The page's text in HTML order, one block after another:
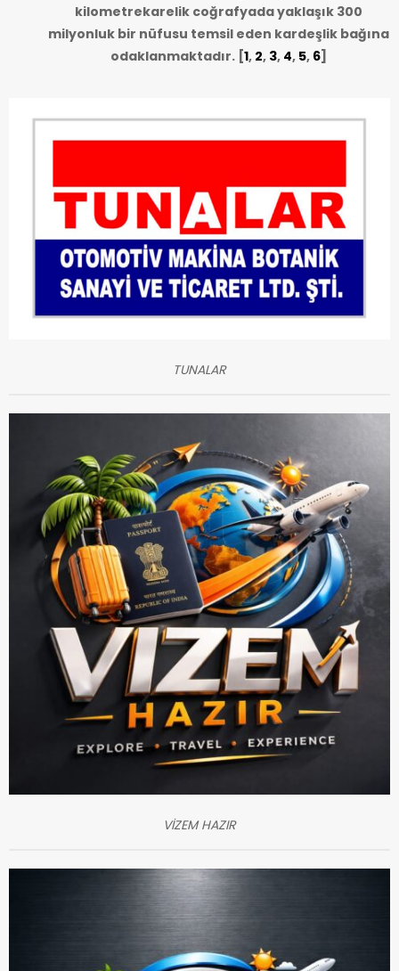
kilometrekarelik coğrafyada yaklaşık 300
milyonluk bir nüfusu temsil eden kardeşlik bağına
odaklanmaktadır.[1, 2, 3, 4, 5, 6]
TUNALAR
VİZEM HAZIR